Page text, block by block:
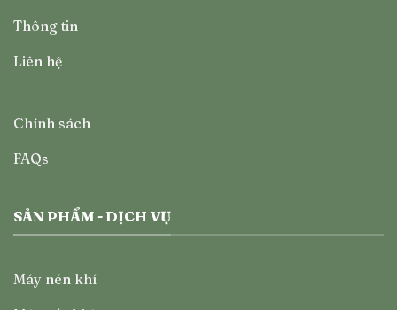
Thông tin
Liên hệ
Chính sách
FAQs
SẢN PHẨM - DỊCH VỤ
Máy nén khí